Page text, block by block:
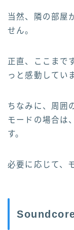
当然、隣の部屋
せん。
正直、ここまで
っと感動してい
ちなみに、周囲
モードの場合は
す。
必要に応じて、